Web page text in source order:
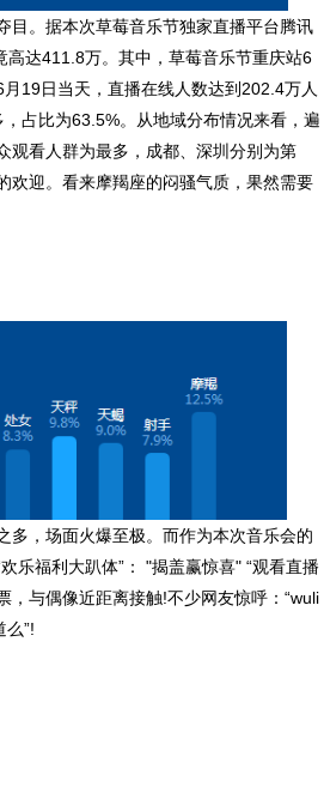
。据本次草莓音乐节独家直播平台腾讯
达411.8万。其中，草莓音乐节重庆站6
19日当天，直播在线人数达到202.4万人
占比为63.5%。从地域分布情况来看，遍
观看人群为最多，成都、深圳分别为第
欢迎。看来摩羯座的闷骚气质，果然需要
，场面火爆至极。而作为本次音乐会的
福利大趴体”： "揭盖赢惊喜" “观看直播
与偶像近距离接触!不少网友惊呼：“wuli
么”!